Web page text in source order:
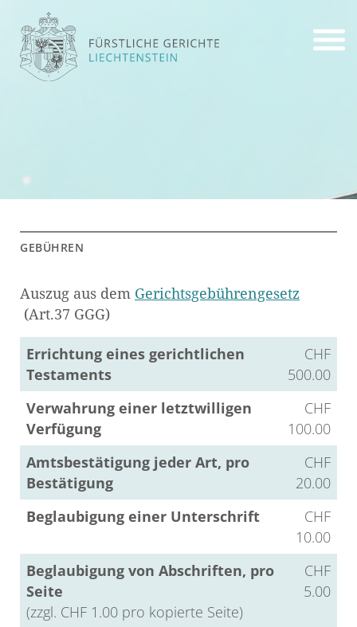
GE­BÜH­REN
Aus­zug aus dem Ge­richts­ge­büh­ren­ge­setz
(Art.37 GGG)
Er­rich­tung eines ge­richt­li­chen
Tes­ta­ments
CHF
500.00
Ver­wah­rung einer letzt­wil­li­gen
Ver­fü­gung
CHF
100.00
Amts­be­stä­ti­gung jeder Art, pro
Be­stä­ti­gung
CHF
20.00
Be­glau­bi­gung einer Un­ter­schrift
CHF
10.00
Be­glau­bi­gung von Ab­schrif­ten, pro
Seite
(zzgl. CHF 1.00 pro ko­pier­te Seite)
CHF
5.00